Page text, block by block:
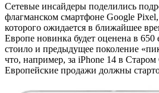
Сетевые инсайдеры поделились
флагманском смартфоне Google
которого ожидается в ближайшее
Европе новинка будет оценена в 650
стоило и предыдущее поколение
что, например, за iPhone 14 в Старом
Европейские продажи должны